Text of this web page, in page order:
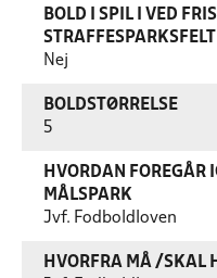
BOLD I SPIL I VED
STRAFFESPARKSFELT
Nej
BOLDSTØRRELSE
5
HVORDAN FOREGÅR
MÅLSPARK
Jvf. Fodboldloven
HVORFRA MÅ /SKAL